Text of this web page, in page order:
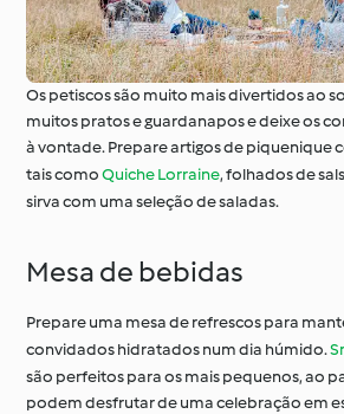
Os petiscos são muito mais divertidos ao
muitos pratos e guardanapos e deixe os
à vontade. Prepare artigos de piquenique
tais comoQuiche Lorraine, folhados de
sirva com uma seleção de saladas.
Mesa de bebidas
Prepare uma mesa de refrescos para
convidados hidratados num dia húmido.
são perfeitos para os mais pequenos, ao
podem desfrutar de uma celebração em